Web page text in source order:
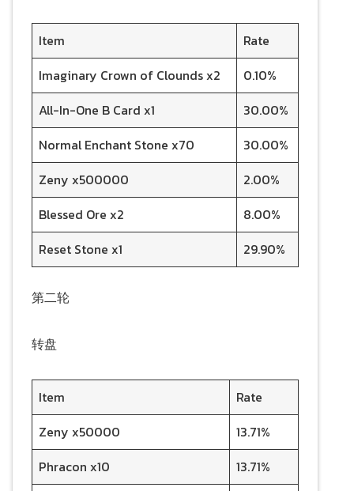
Item
Rate
Imaginary Crown of Clounds x2
0.10%
All-In-One B Card x1
30.00%
Normal Enchant Stone x70
30.00%
Zeny x500000
2.00%
Blessed Ore x2
8.00%
Reset Stone x1
29.90%
第二轮
转盘
Item
Rate
Zeny x50000
13.71%
Phracon x10
13.71%